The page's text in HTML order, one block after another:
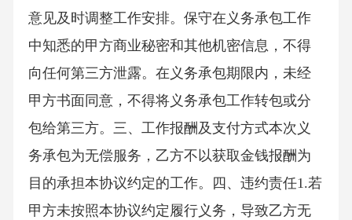
意见及时调整工作安排。保守在义务承包工作
中知悉的甲方商业秘密和其他机密信息，不得
向任何第三方泄露。在义务承包期限内，未经
甲方书面同意，不得将义务承包工作转包或分
包给第三方。三、工作报酬及支付方式本次义
务承包为无偿服务，乙方不以获取金钱报酬为
目的承担本协议约定的工作。四、违约责任1.若
甲方未按照本协议约定履行义务，导致乙方无